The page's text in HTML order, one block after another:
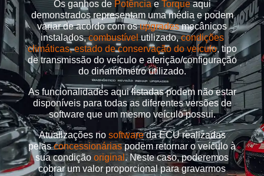
Os ganhos de Potênciae Torqueaqui
demonstrados representam uma média e podem
variar de acordo com osupgradesmecânicos
instalados,combustívelutilizado,condições
climáticas, estado de conservação do veículo, tipo
de transmissão do veículo e aferição/configuração
do dinamômetro utilizado.
As funcionalidades aqui listadas podem não estar
disponíveis para todas as diferentes versões de
software que um mesmo veículo possui.
Atualizações no softwareda ECU realizadas
pelasconcessionáriaspodem retornar o veículo à
sua condição original . Neste caso, poderemos
cobrar um valor proporcional para gravarmos